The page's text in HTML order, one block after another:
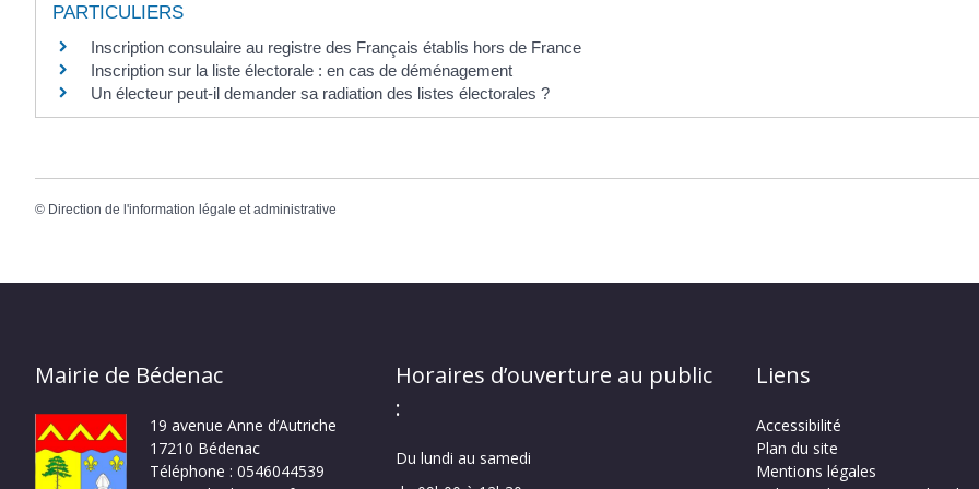
PARTICULIERS
Inscription consulaire au registre des Français établis hors de France
Inscription sur la liste électorale : en cas de déménagement
Un électeur peut-il demander sa radiation des listes électorales ?
© Direction de l'information légale et administrative
Mairie de Bédenac
19 avenue Anne d’Autriche
17210 Bédenac
Téléphone : 0546044539
Horaires d’ouverture au public
:
Du lundi au samedi
Liens
Accessibilité
Plan du site
Mentions légales